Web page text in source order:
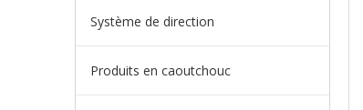
Système de direction
Produits en caoutchouc